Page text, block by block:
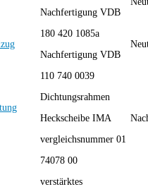
Nachfertigung VDB
180 420 1085a
Nachfertigung VDB
110 740 0039
Dichtungsrahmen
Heckscheibe IMA
vergleichsnummer 01
74078 00
verstärktes